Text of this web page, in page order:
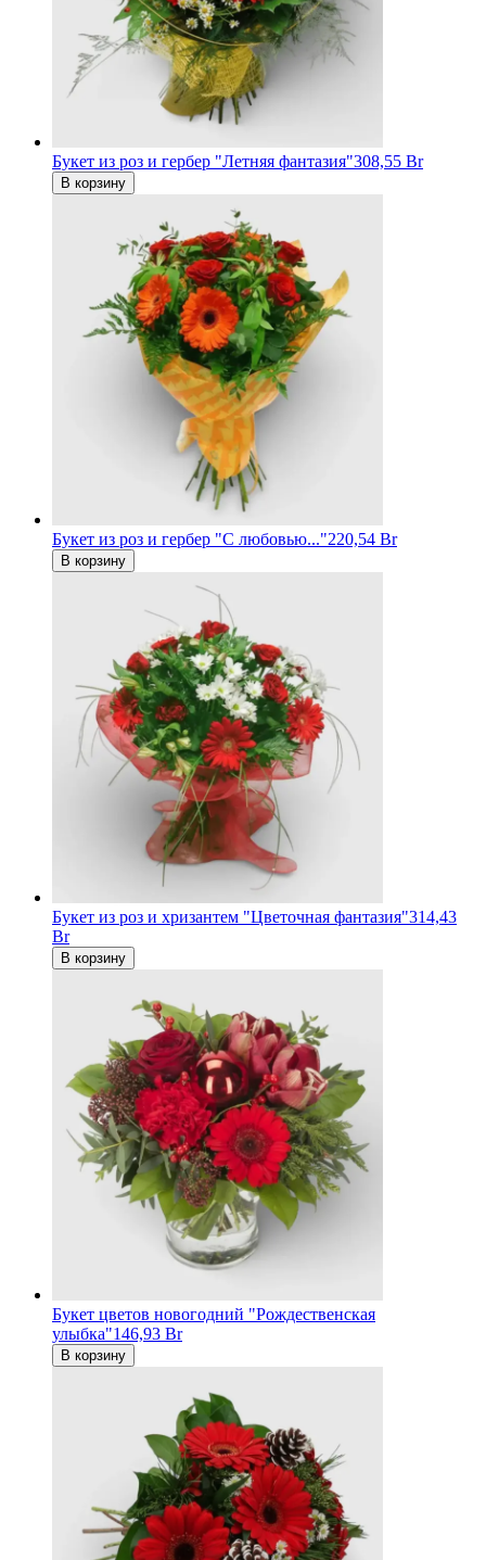
Букет из роз и гербер "Летняя фантазия"308,55 Br
В корзину
Букет из роз и гербер "С любовью..."220,54 Br
В корзину
Букет из роз и хризантем "Цветочная фантазия"314,43
Br
В корзину
Букет цветов новогодний "Рождественская
улыбка"146,93 Br
В корзину